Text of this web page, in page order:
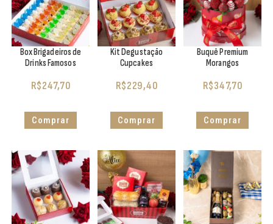
Box Brigadeiros de
Drinks Famosos
R$247,70
Comprar
Kit Degustação
Cupcakes
R$229,40
Comprar
Buquê Premium
Morangos
R$347,70
Comprar